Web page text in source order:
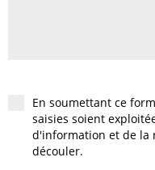
En soumettant ce
saisies soient
d'information et de la
découler.